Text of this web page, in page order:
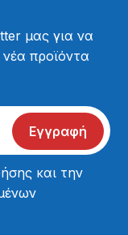
μας για να
προϊόντα
Εγγραφή
και την